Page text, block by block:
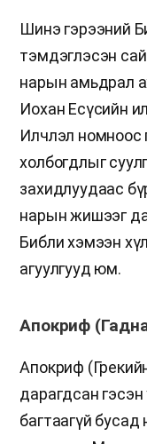
Шинэ гэрээний
тэмдэглэсэн
нарын амьдрал
Иохан Есүсийн
Илчлэл номноос
холбогдлыг
захидлуудаас
нарын жишээг
Библи хэмээн
агуулгууд юм.
Апокриф
Апокриф
дарагдсан
багтаагүй